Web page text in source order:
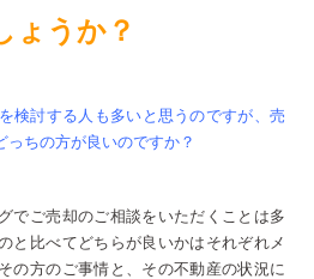
ょうか？
検討する人も多いと思うのですが、売
ちの方が良いのですか？
でご売却のご相談をいただくことは多
と比べてどちらが良いかはそれぞれメ
の方のご事情と、その不動産の状況に